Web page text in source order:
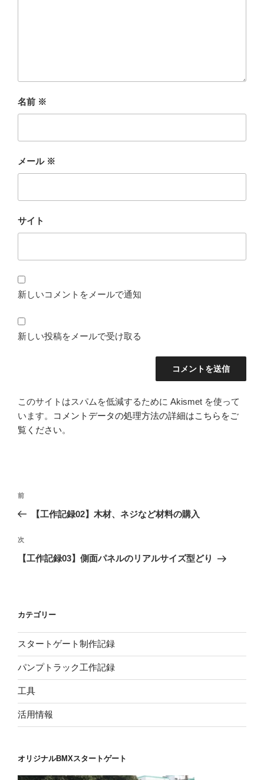
名前 ※
メール ※
サイト
新しいコメントをメールで通知
新しい投稿をメールで受け取る
このサイトはスパムを低減するために Akismet を使って
います。
コメントデータの処理方法の詳細はこちらをご
覧ください。
投
ナ
ビ
ゲ
ン
前
の
稿
前
【工作記録02】木材、ネジなど材料の購入
次
の
次
【工作記録03】側面パネルのリアルサイズ型どり
カテゴリー
スタートゲート制作記録
パンプトラック工作記録
工具
活用情報
オリジナルBMXスタートゲート